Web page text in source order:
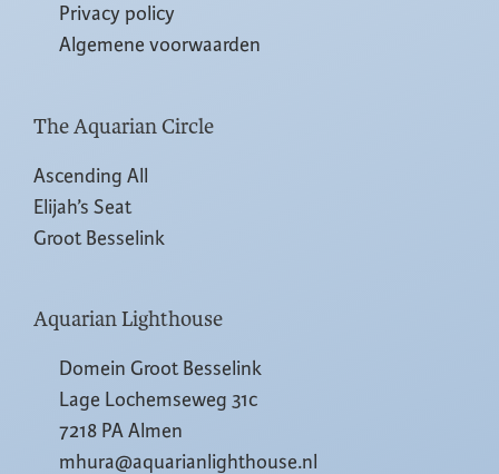
Privacy policy
Algemene voorwaarden
The Aquarian Circle
Ascending All
Elijah’s Seat
Groot Besselink
Aquarian Lighthouse
Domein Groot Besselink
Lage Lochemseweg 31c
7218 PA Almen
mhura@aquarianlighthouse.nl